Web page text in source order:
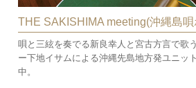
THE SAKISHIMA meeting(沖縄島
唄と三絃を奏でる新良幸人と宮古方言で歌
ー下地イサムによる沖縄先島地方発ユニッ
中。